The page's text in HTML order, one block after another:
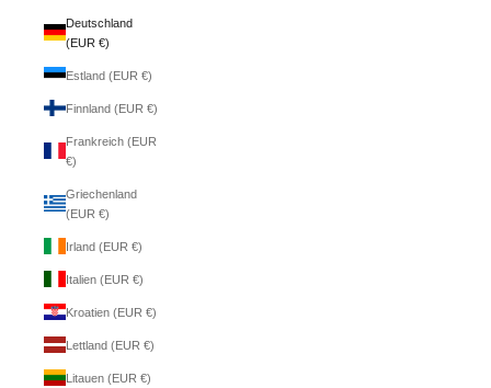
Deutschland
(EUR €)
Estland (EUR €)
Finnland (EUR €)
Frankreich (EUR
€)
Griechenland
(EUR €)
Irland (EUR €)
Italien (EUR €)
Kroatien (EUR €)
Lettland (EUR €)
Litauen (EUR €)